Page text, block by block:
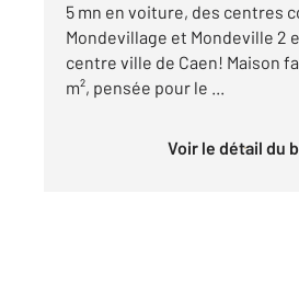
5 mn en voiture, des centres
Mondevillage et Mondeville 2
centre ville de Caen! Maison
m², pensée pour le ...
Voir le détail du